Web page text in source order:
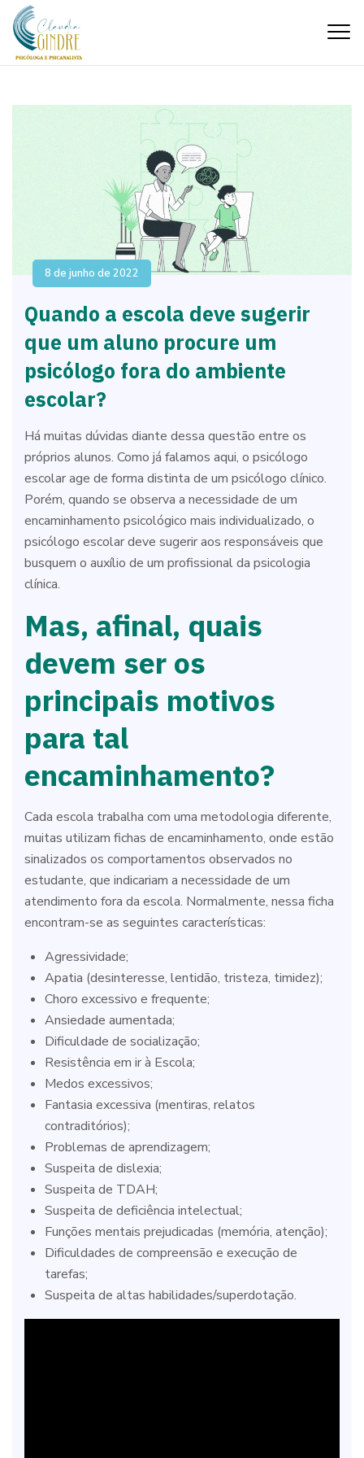
8 de junho de 2022
Quando a escola deve sugerir
que um aluno procure um
psicólogo fora do ambiente
escolar?
Há muitas dúvidas diante dessa questão entre os
próprios alunos. Como já falamos aqui, o psicólogo
escolar age de forma distinta de um psicólogo clínico.
Porém, quando se observa a necessidade de um
encaminhamento psicológico mais individualizado, o
psicólogo escolar deve sugerir aos responsáveis que
busquem o auxílio de um profissional da psicologia
clínica.
Mas, afinal, quais
devem ser os
principais motivos
para tal
encaminhamento?
Cada escola trabalha com uma metodologia diferente,
muitas utilizam fichas de encaminhamento, onde estão
sinalizados os comportamentos observados no
estudante, que indicariam a necessidade de um
atendimento fora da escola. Normalmente, nessa ficha
encontram-se as seguintes características:
Agressividade;
Apatia (desinteresse, lentidão, tristeza, timidez);
Choro excessivo e frequente;
Ansiedade aumentada;
Dificuldade de socialização;
Resistência em ir à Escola;
Medos excessivos;
Fantasia excessiva (mentiras, relatos
contraditórios);
Problemas de aprendizagem;
Suspeita de dislexia;
Suspeita de TDAH;
Suspeita de deficiência intelectual;
Funções mentais prejudicadas (memória, atenção);
Dificuldades de compreensão e execução de
tarefas;
Suspeita de altas habilidades/superdotação.